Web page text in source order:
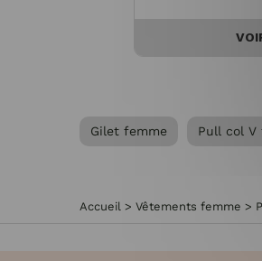
Gilet femme Pull col V
Accueil > Vêtements femme >